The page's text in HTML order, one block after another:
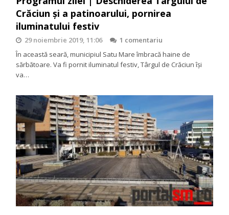
Crăciun și a patinoarului, pornirea
iluminatului festiv
29 noiembrie 2019, 11:06
1 comentariu
În această seară, municipiul Satu Mare îmbracă haine de
sărbătoare. Va fi pornit iluminatul festiv, Târgul de Crăciun își
va…